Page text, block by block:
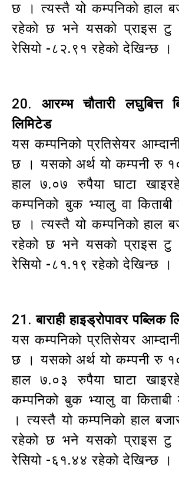
छ । त्यस्तै यो कम्पनिको हाल
रहेको छ भने यसको प्राइस टु
रेसियो -८२.९१ रहेको देखिन्छ ।
20. आरम्भ चौतारी लघुबित्त
लिमिटेड
यस कम्पनिको प्रतिसेयर
छ । यसको अर्थ यो कम्पनी रु
हाल ७.०७ रुपैया घाटा
कम्पनिको बुक भ्यालु वा
छ । त्यस्तै यो कम्पनिको हाल
रहेको छ भने यसको प्राइस टु
रेसियो -८१.१९ रहेको देखिन्छ ।
21.बाराही हाइड्रोपावर पब्लिक
यस कम्पनिको प्रतिसेयर
छ । यसको अर्थ यो कम्पनी रु
हाल ७.०३ रुपैया घाटा
कम्पनिको बुक भ्यालु वा
। त्यस्तै यो कम्पनिको हाल
रहेको छ भने यसको प्राइस टु
रेसियो -६१.४४ रहेको देखिन्छ ।